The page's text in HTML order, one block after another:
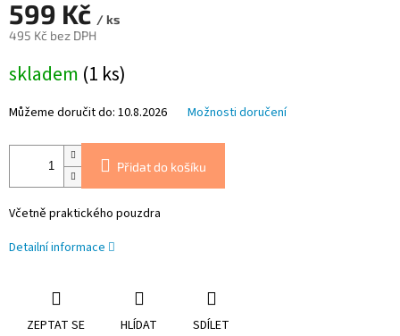
599 Kč / ks
495 Kč bez DPH
cena:
skladem (1 ks)
Můžeme doručit do: 10.8.2026 Možnosti doručení
Přidat do košíku
Včetně praktického pouzdra
Detailní informace
ZEPTAT SE HLÍDAT SDÍLET